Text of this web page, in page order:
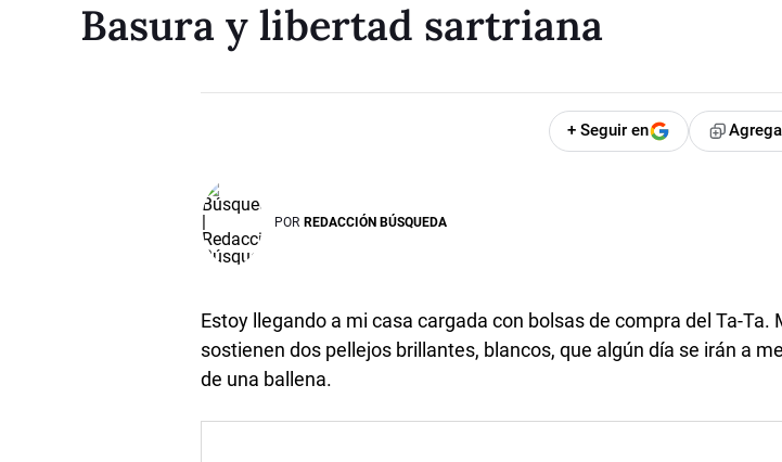
Basura y libertad sartriana
+ Seguir en
POR REDACCIÓN BÚSQUEDA
Estoy llegando a mi casa cargada con bolsas de compra del Ta-Ta.
sostienen dos pellejos brillantes, blancos, que algún día se irán a
de una ballena.